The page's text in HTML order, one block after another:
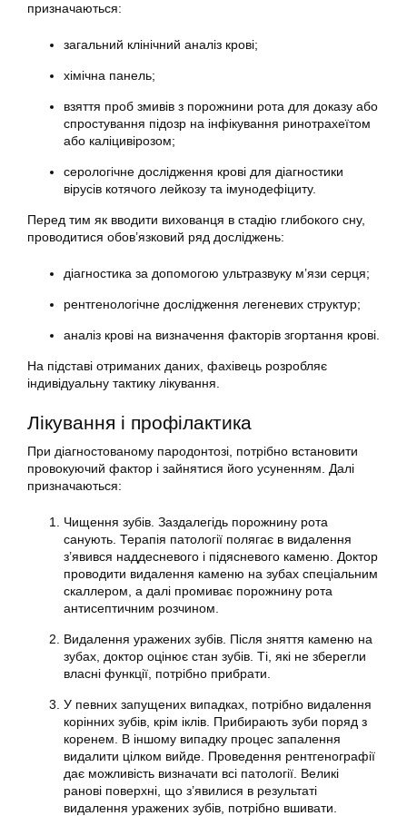
призначаються:
загальний клінічний аналіз крові;
хімічна панель;
взяття проб змивів з порожнини рота для доказу або
спростування підозр на інфікування ринотрахеїтом
або каліцивірозом;
серологічне дослідження крові для діагностики
вірусів котячого лейкозу та імунодефіциту.
Перед тим як вводити вихованця в стадію глибокого сну,
проводитися обов’язковий ряд досліджень:
діагностика за допомогою ультразвуку м’язи серця;
рентгенологічне дослідження легеневих структур;
аналіз крові на визначення факторів згортання крові.
На підставі отриманих даних, фахівець розробляє
індивідуальну тактику лікування.
Лікування і профілактика
При діагностованому пародонтозі, потрібно встановити
провокуючий фактор і зайнятися його усуненням. Далі
призначаються:
Чищення зубів. Заздалегідь порожнину рота
санують. Терапія патології полягає в видалення
з’явився наддесневого і підясневого каменю. Доктор
проводити видалення каменю на зубах спеціальним
скаллером, а далі промиває порожнину рота
антисептичним розчином.
Видалення уражених зубів. Після зняття каменю на
зубах, доктор оцінює стан зубів. Ті, які не зберегли
власні функції, потрібно прибрати.
У певних запущених випадках, потрібно видалення
корінних зубів, крім іклів. Прибирають зуби поряд з
коренем. В іншому випадку процес запалення
видалити цілком вийде. Проведення рентгенографії
дає можливість визначати всі патології. Великі
ранові поверхні, що з’явилися в результаті
видалення уражених зубів, потрібно вшивати.